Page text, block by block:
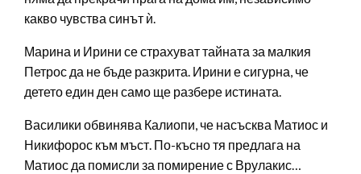
какво чувства синът ѝ.
Марина и Ирини се страхуват тайната за малкия
Петрос да не бъде разкрита. Ирини е сигурна, че
детето един ден само ще разбере истината.
Василики обвинява Калиопи, че насъсква Матиос и
Никифорос към мъст. По-късно тя предлага на
Матиос да помисли за помирение с Врулакис…